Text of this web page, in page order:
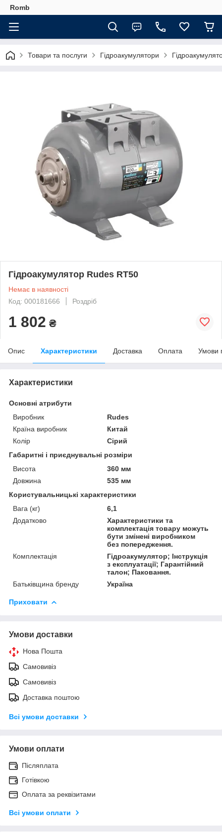
Romb
Товари та послуги Гідроакумулятори
Гідроакумулятор Rudes RT50
Немає в наявності
Код: 000181666
Роздріб
1 802 ₴
Опис Характеристики Доставка Оплата Умови
Характеристики
Основні атрибути
Виробник
Rudes
Країна виробник
Китай
Колір
Сірий
Габаритні і приєднувальні розміри
Висота
360 мм
Довжина
535 мм
Користувальницькі характеристики
Вага (кг)
6,1
Додатково
Характеристики та
комплектація товару можуть
бути змінені виробником
без попередження.
Комплектація
Гідроакумулятор; Інструкція
з експлуатації; Гарантійний
талон; Паковання.
Батьківщина бренду
Україна
Приховати
Умови доставки
Нова Пошта
Самовивіз
Самовивіз
Доставка поштою
Всі умови доставки
Умови оплати
Післяплата
Готівкою
Оплата за реквізитами
Всі умови оплати